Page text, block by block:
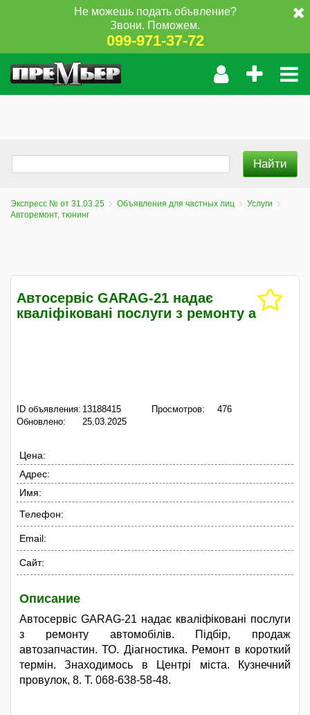
Не можешь подать объвление?
Звони. Поможем.
099-971-37-72
Экспресс № от 31.03.25 Объявления для частных лиц
Услуги
Авторемонт, тюнинг
Автосервіс GARAG-21 надає
кваліфіковані послуги з ремонту а
ID объявления: 13188415
Обновлено:
25.03.2025
Просмотров: 476
Цена:
Адрес:
Имя:
Телефон:
Email:
Сайт:
Описание
Автосервіс GARAG-21 надає кваліфіковані послуги
з ремонту автомобілів. Підбір, продаж
автозапчастин. ТО. Діагностика. Ремонт в короткий
термін. Знаходимось в Центрі міста. Кузнечний
провулок, 8. Т. 068-638-58-48.